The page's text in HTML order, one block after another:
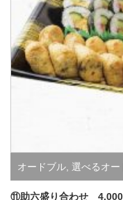
オードブル, 選べるオー
⑪助六盛り合わせ 4,000